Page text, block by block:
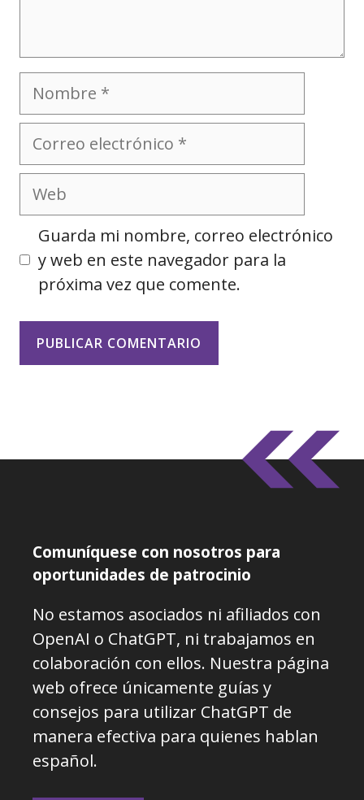
Nombre
Correo
Web
Guarda mi nombre, correo electrónico
y web en este navegador para la
próxima vez que comente.
Comuníquese con nosotros para
oportunidades de patrocinio
No estamos asociados ni afiliados con
OpenAI o ChatGPT, ni trabajamos en
colaboración con ellos. Nuestra página
web ofrece únicamente guías y
consejos para utilizar ChatGPT de
manera efectiva para quienes hablan
español.